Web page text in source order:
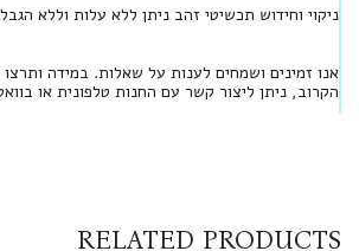
ניקוי וחידוש תכשיטי זהב ניתן ללא עלות וללא
אנו זמינים ושמחים לענות על שאלות. במידה
הקרוב, ניתן ליצור קשר עם החנות טלפונית או
RELATED PRODUCTS